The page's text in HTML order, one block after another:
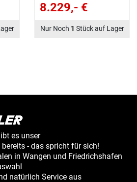
8.229,- €
Nur Noch 1 Stück auf Lager
es unser
- das spricht für sich!
in Wangen und Friedrichshafen
natürlich Service aus